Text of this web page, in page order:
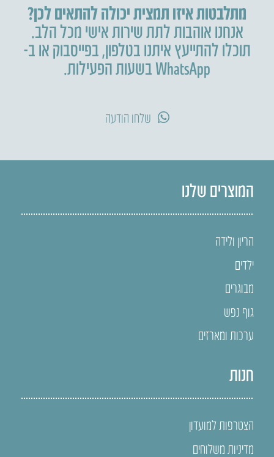
מתלבטות איזו תמצית יכולה להתאים לכן?
אנחנו אוהבות לתת שירות אישי מכל הלב.
תוכלו להתייעץ איתנו בטלפון,בפייסבוק או ב-
WhatsApp בשעות הפעילות.
שלחו הודעה
המוצרים שלנו
הריון ולידה
ילדים
מבוגרים
גוף נפש
ערכות ומארזים
חנות
הצטרפות למועדון
מדיניות משלוחים